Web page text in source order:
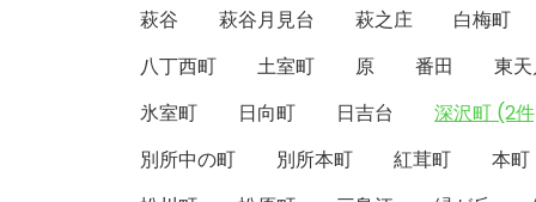
萩谷
萩谷月見台 萩之庄
白梅町
八丁西町
土室町 原 番田
東
氷室町
日向町 日吉台
深沢町 (2
別所中の町
別所本町 紅茸町
本町